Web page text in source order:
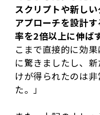
スクリプトや新し
アプローチを設計
率を2倍以上に伸ば
こまで直接的に効
に驚きましたし、
けが得られたのは
た。
」